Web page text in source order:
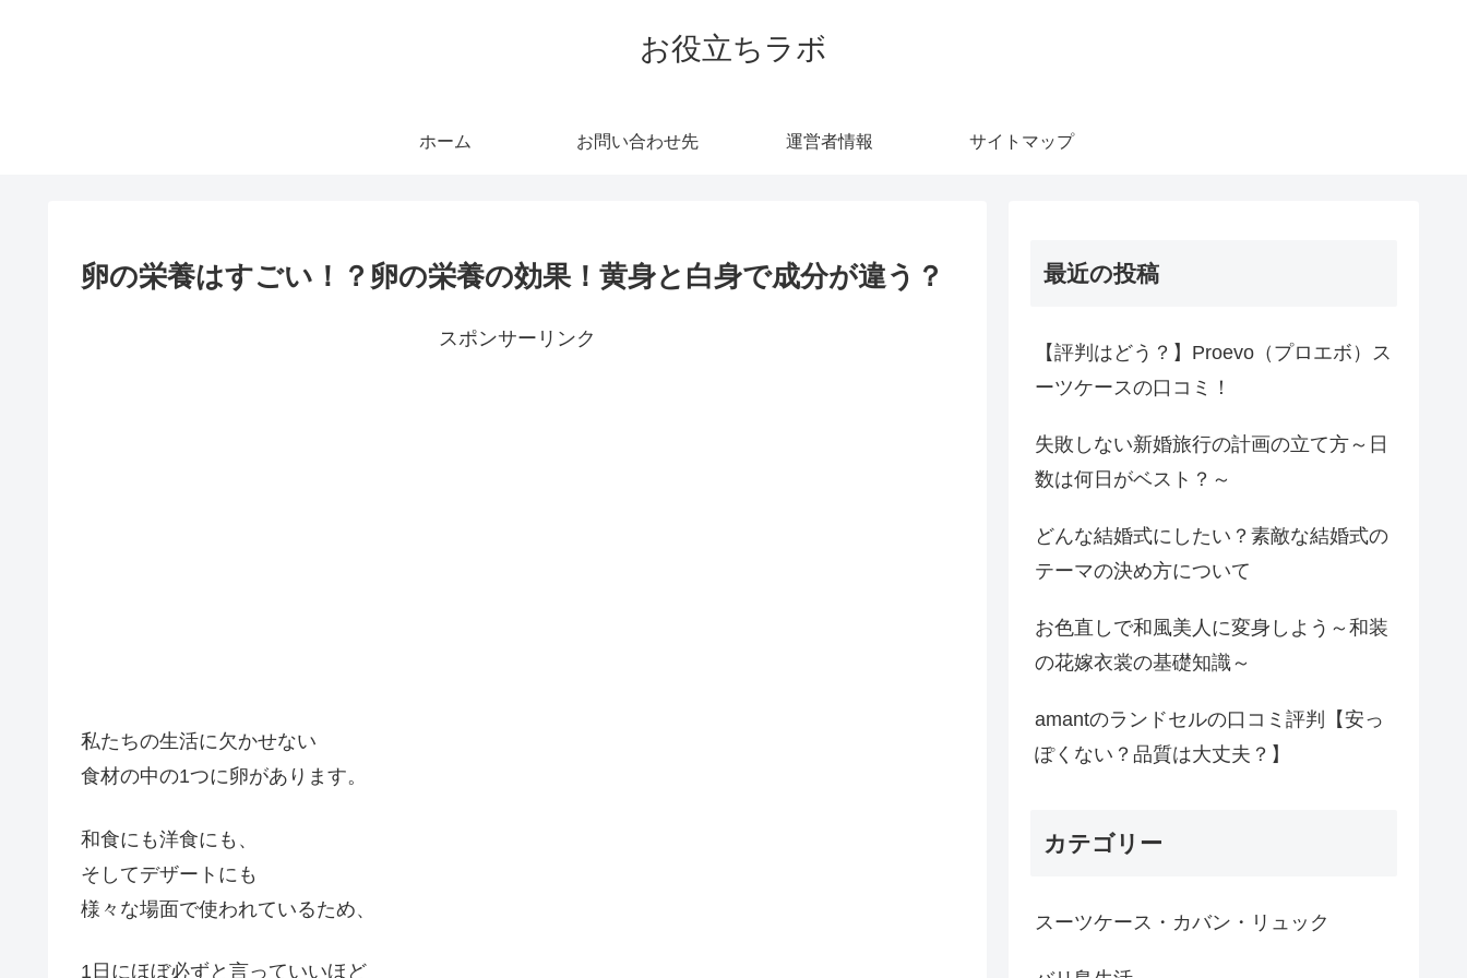
お役立ちラボ
ホーム お問い合わせ先 運営者情報 サイトマップ
卵の栄養はすごい！？卵の栄養の効果！黄身と白身で成分が違う？
スポンサーリンク
私たちの生活に欠かせない
食材の中の1つに卵があります。
和食にも洋食にも、
そしてデザートにも
様々な場面で使われているため、
1日にほぼ必ずと言っていいほど
最近の投稿
【評判はどう？】Proevo（プロエボ）ス
ーツケースの口コミ！
失敗しない新婚旅行の計画の立て方～日
数は何日がベスト？～
どんな結婚式にしたい？素敵な結婚式の
テーマの決め方について
お色直しで和風美人に変身しよう～和装
の花嫁衣裳の基礎知識～
amantのランドセルの口コミ評判【安っ
ぽくない？品質は大丈夫？】
カテゴリー
スーツケース・カバン・リュック